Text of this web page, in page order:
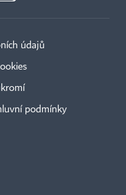
údajů
podmínky